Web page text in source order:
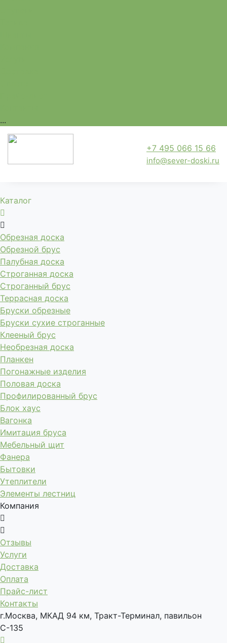
...
+7 495 066 15 66
info@sever-doski.ru
Каталог
Обрезная доска
Обрезной брус
Палубная доска
Строганная доска
Строганный брус
Террасная доска
Бруски обрезные
Бруски сухие строганные
Клееный брус
Необрезная доска
Планкен
Погонажные изделия
Половая доска
Профилированный брус
Блок хаус
Вагонка
Имитация бруса
Мебельный щит
Фанера
Бытовки
Утеплители
Элементы лестниц
Компания
Отзывы
Услуги
Доставка
Оплата
Прайс-лист
Контакты
г.Москва, МКАД 94 км, Тракт-Терминал, павильон
С-135